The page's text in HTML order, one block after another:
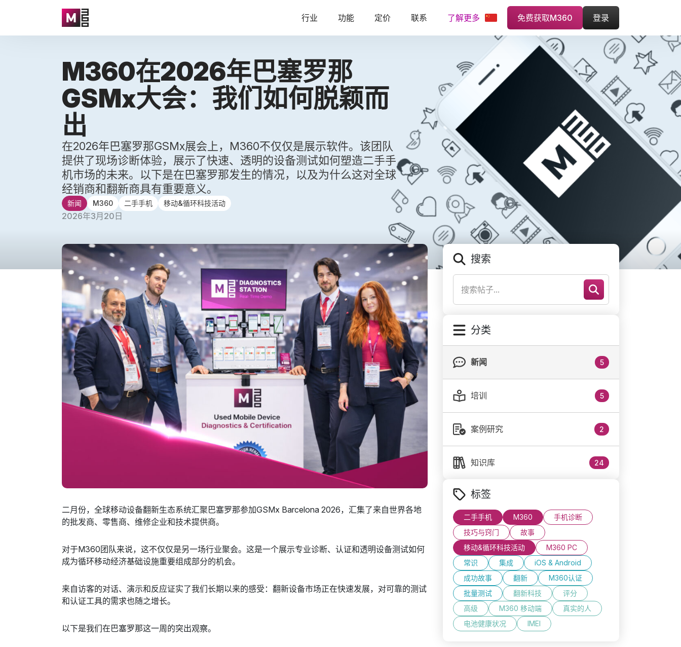
行业 功能 定价 联系 了解更多 免费获取M360 登录
M360在2026年巴塞罗那
GSMx大会：我们如何脱颖而
出
在2026年巴塞罗那GSMx展会上，M360不仅仅是展示软件。该团队
提供了现场诊断体验，展示了快速、透明的设备测试如何塑造二手手
机市场的未来。以下是在巴塞罗那发生的情况，以及为什么这对全球
经销商和翻新商具有重要意义。
新闻 M360 二手手机 移动&循环科技活动
2026年3月20日
二月份，全球移动设备翻新生态系统汇聚巴塞罗那参加GSMx Barcelona 2026，汇集了来自世界各地
的批发商、零售商、维修企业和技术提供商。
对于M360团队来说，这不仅仅是另一场行业聚会。这是一个展示专业诊断、认证和透明设备测试如何
成为循环移动经济基础设施重要组成部分的机会。
来自访客的对话、演示和反应证实了我们长期以来的感受：翻新设备市场正在快速发展，对可靠的测试
和认证工具的需求也随之增长。
以下是我们在巴塞罗那这一周的突出观察。
搜索
分类
新闻 5
培训 5
案例研究 2
知识库 24
标签
二手手机 M360
手机诊断
技巧与窍门
故事
移动&循环科技活动
M360 PC
常识
集成
iOS & Android
成功故事
翻新
M360认证
批量测试
翻新科技
评分
高级
M360 移动端
真实的人
电池健康状况
IMEI